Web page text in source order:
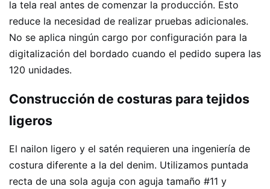
la tela real antes de comenzar la producción. Esto
reduce la necesidad de realizar pruebas adicionales.
No se aplica ningún cargo por configuración para la
digitalización del bordado cuando el pedido supera las
120 unidades.
Construcción de costuras para tejidos
ligeros
El nailon ligero y el satén requieren una ingeniería de
costura diferente a la del denim. Utilizamos puntada
recta de una sola aguja con aguja tamaño #11 y